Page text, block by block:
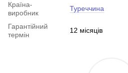
Країна-
виробник
Туреччина
Гарантійний
термін
12 місяців